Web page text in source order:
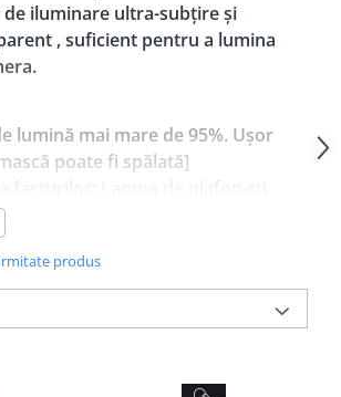
iluminare ultra-subțire și
, suficient pentru a lumina
lumină mai mare de 95%. Ușor
poate fi spălată]
economisi de fapt mai mult de
economisind totodată si
Build-in asigură o protecție
protecție împotriva
produs